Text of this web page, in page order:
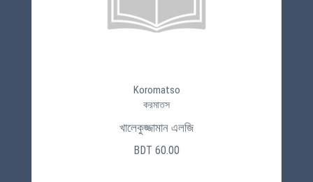
Koromatso
করমাতস
খালেকুজ্জামান এলজি
BDT 60.00